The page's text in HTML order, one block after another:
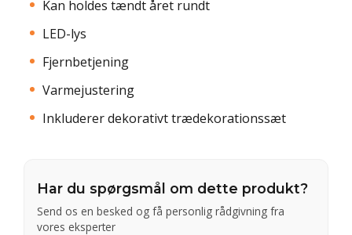
Kan holdes tændt året rundt
LED-lys
Fjernbetjening
Varmejustering
Inkluderer dekorativt trædekorationssæt
Har du spørgsmål om dette produkt?
Send os en besked og få personlig rådgivning fra
vores eksperter